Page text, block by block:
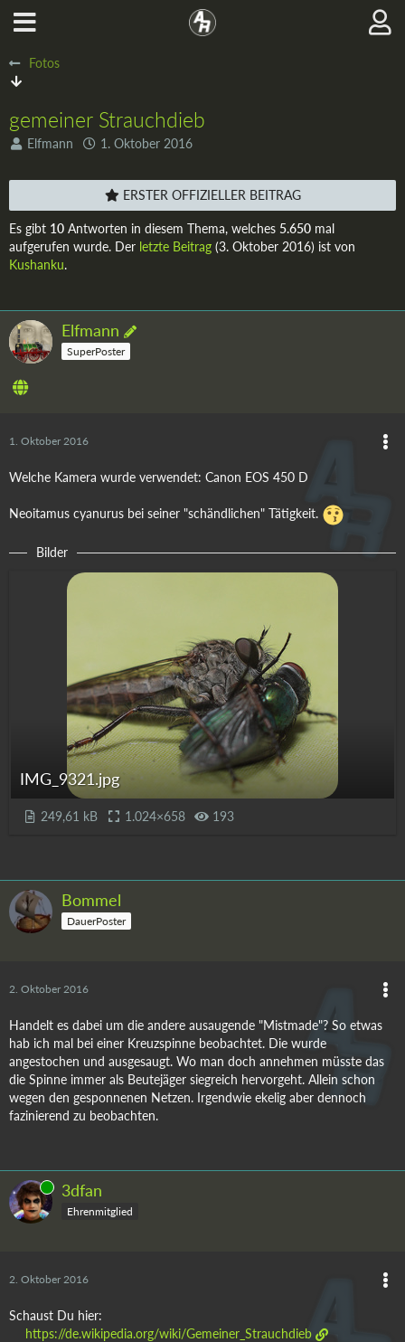
Fotos
gemeiner Strauchdieb
Elfmann 1. Oktober 2016
ERSTER OFFIZIELLER BEITRAG
Es gibt 10 Antworten in diesem Thema, welches 5.650 mal
aufgerufen wurde. Der letzte Beitrag (3. Oktober 2016) ist von
Kushanku.
Elfmann
SuperPoster
1. Oktober 2016
Welche Kamera wurde verwendet: Canon EOS 450 D
Neoitamus cyanurus bei seiner "schändlichen" Tätigkeit.
Bilder
IMG_9321.jpg
249,61 kB 1.024×658 193
Bommel
DauerPoster
2. Oktober 2016
Handelt es dabei um die andere ausaugende "Mistmade"? So etwas
hab ich mal bei einer Kreuzspinne beobachtet. Die wurde
angestochen und ausgesaugt. Wo man doch annehmen müsste das
die Spinne immer als Beutejäger siegreich hervorgeht. Allein schon
wegen den gesponnenen Netzen. Irgendwie ekelig aber dennoch
fazinierend zu beobachten.
Online 3dfan
Ehrenmitglied
2. Oktober 2016
Schaust Du hier:
https://de.wikipedia.org/wiki/Gemeiner_Strauchdieb